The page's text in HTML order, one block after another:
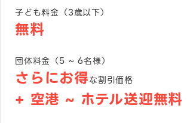
子ども料金（3歳以下）
無料
団体料金（5 ~ 6名様）
さらにお得な割引価格
+ 空港 ~ ホテル送迎無料